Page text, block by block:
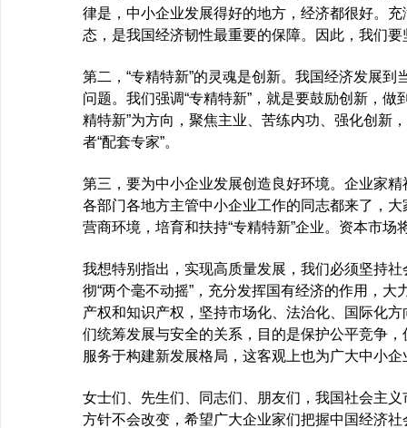
律是，中小企业发展得好的地方，经济都很好。
态，是我国经济韧性最重要的保障。因此，我们
第二，“专精特新”的灵魂是创新。我国经济发展
问题。我们强调“专精特新”，就是要鼓励创新，
精特新”为方向，聚焦主业、苦练内功、强化创新
者“配套专家”。
第三，要为中小企业发展创造良好环境。企业家
各部门各地方主管中小企业工作的同志都来了，
营商环境，培育和扶持“专精特新”企业。资本市
我想特别指出，实现高质量发展，我们必须坚持
彻“两个毫不动摇”，充分发挥国有经济的作用，
产权和知识产权，坚持市场化、法治化、国际化
们统筹发展与安全的关系，目的是保护公平竞争
服务于构建新发展格局，这客观上也为广大中小
女士们、先生们、同志们、朋友们，我国社会主
方针不会改变，希望广大企业家们把握中国经济